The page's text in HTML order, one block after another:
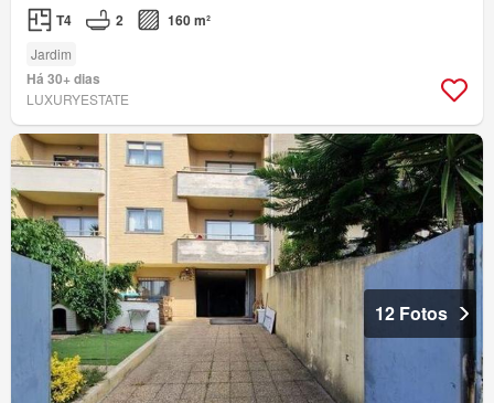
T4 2 160 m²
Jardim
Há 30+ dias
LUXURYESTATE
12 Fotos